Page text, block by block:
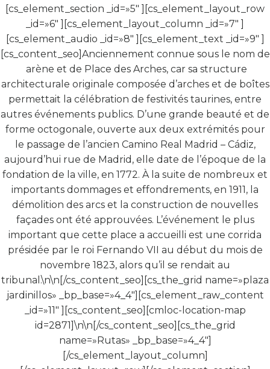
[cs_element_section _id=»5″ ][cs_element_layout_row
_id=»6″ ][cs_element_layout_column _id=»7″ ]
[cs_element_audio _id=»8″ ][cs_element_text _id=»9″ ]
[cs_content_seo]Anciennement connue sous le nom de
arène et de Place des Arches, car sa structure
architecturale originale composée d’arches et de boîtes
permettait la célébration de festivités taurines, entre
autres événements publics. D’une grande beauté et de
forme octogonale, ouverte aux deux extrémités pour
le passage de l’ancien Camino Real Madrid – Cádiz,
aujourd’hui rue de Madrid, elle date de l’époque de la
fondation de la ville, en 1772. À la suite de nombreux et
importants dommages et effondrements, en 1911, la
démolition des arcs et la construction de nouvelles
façades ont été approuvées. L’événement le plus
important que cette place a accueilli est une corrida
présidée par le roi Fernando VII au début du mois de
novembre 1823, alors qu’il se rendait au
tribunal.\n\n[/cs_content_seo][cs_the_grid name=»plaza
jardinillos» _bp_base=»4_4″][cs_element_raw_content
_id=»11″ ][cs_content_seo][cmloc-location-map
id=2871]\n\n[/cs_content_seo][cs_the_grid
name=»Rutas» _bp_base=»4_4″]
[/cs_element_layout_column]